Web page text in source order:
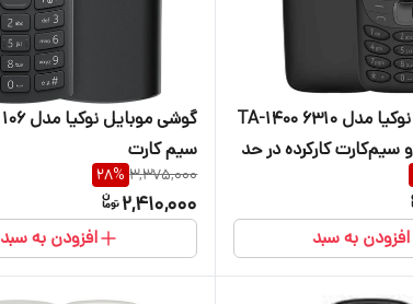
گوشی موبایل نوکیا مدل 6310 TA-1400
افزودن به سبد
سیم‌ کارت
3,375,000
28%
2,410,000
افزودن به سبد